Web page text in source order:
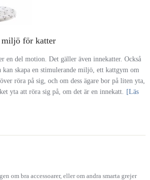
miljö för katter
en del motion. Det gäller även innekatter. Också
kan skapa en stimulerande miljö, ett kattgym om
röra på sig, och om dess ägare bor på liten yta,
yta att röra sig på, om det är en innekatt. [Läs
om bra accessoarer, eller om andra smarta grejer